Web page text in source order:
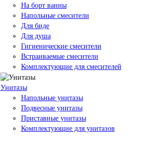
На борт ванны
Напольные смесители
Для биде
Для душа
Гигиенические смесители
Встраиваемые смесители
Комплектующие для смесителей
Унитазы
Напольные унитазы
Подвесные унитазы
Приставные унитазы
Комплектующие для унитазов